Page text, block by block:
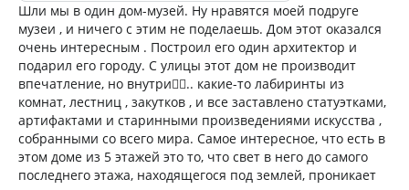
Шли мы в один дом-музей. Ну нравятся моей подруге
музеи , и ничего с этим не поделаешь. Дом этот оказался
очень интересным . Построил его один архитектор и
подарил его городу. С улицы этот дом не производит
впечатление, но внутри🤦‍♀️.. какие-то лабиринты из
комнат, лестниц , закутков , и все заставлено статуэтками,
артифактами и старинными произведениями искусства ,
собранными со всего мира. Самое интересное, что есть в
этом доме из 5 этажей это то, что свет в него до самого
последнего этажа, находящегося под землей, проникает